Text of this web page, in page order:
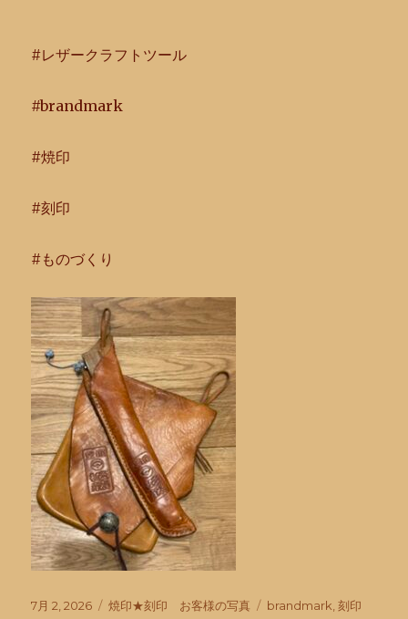
#レザークラフトツール
#brandmark
#焼印
#刻印
#ものづくり
投
7月 2, 2026
カ
焼印★刻印 お客様の写真
タ
brandmark ,刻印